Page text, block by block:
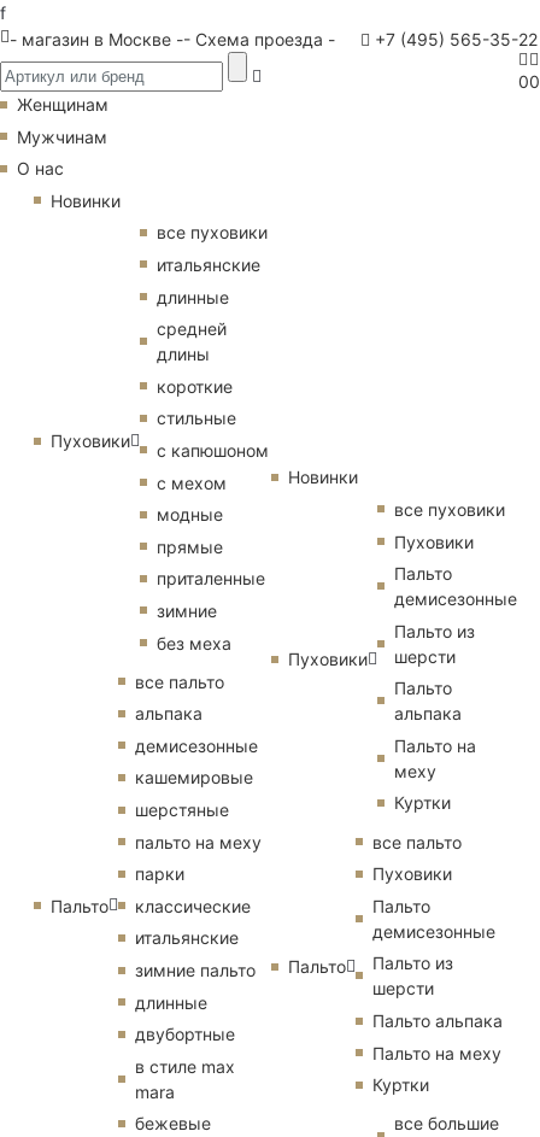
f
- магазин в Москве -- Схема проезда - +7 (495) 565-35-22
00
Женщинам
Мужчинам
О нас
Новинки
Пуховики
все пуховики
итальянские
длинные
средней
длины
короткие
стильные
с капюшоном
с мехом
модные
прямые
приталенные
зимние
без меха
Пальто
все пальто
альпака
демисезонные
кашемировые
шерстяные
пальто на меху
парки
классические
итальянские
зимние пальто
длинные
двубортные
в стиле max
mara
бежевые
Новинки
Пуховики
все пуховики
Пуховики
Пальто
демисезонные
Пальто из
шерсти
Пальто
альпака
Пальто на
меху
Куртки
Пальто
все пальто
Пуховики
Пальто
демисезонные
Пальто из
шерсти
Пальто альпака
Пальто на меху
Куртки
все большие